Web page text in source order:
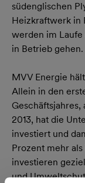
südenglischen
Heizkraftwerk in
werden im Laufe
in Betrieb gehen.
MVV Energie
Allein in den
2013, hat die
investiert und
Prozent mehr
investieren
und